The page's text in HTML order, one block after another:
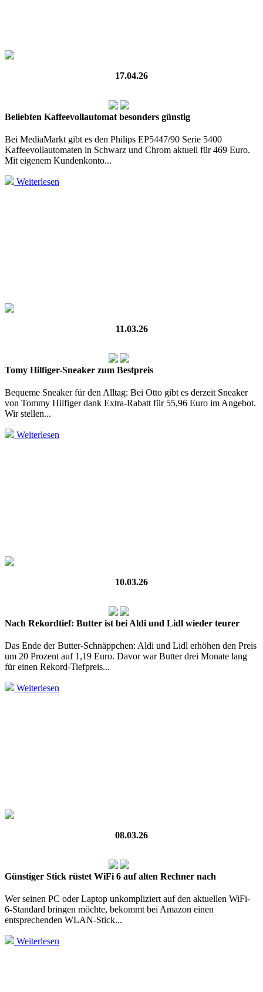
17.04.26
Beliebten Kaffeevollautomat besonders günstig
Bei MediaMarkt gibt es den Philips EP5447/90 Serie 5400
Kaffeevollautomaten in Schwarz und Chrom aktuell für 469 Euro.
Mit eigenem Kundenkonto...
Weiterlesen
11.03.26
Tomy Hilfiger-Sneaker zum Bestpreis
Bequeme Sneaker für den Alltag: Bei Otto gibt es derzeit Sneaker
von Tommy Hilfiger dank Extra-Rabatt für 55,96 Euro im Angebot.
Wir stellen...
Weiterlesen
10.03.26
Nach Rekordtief: Butter ist bei Aldi und Lidl wieder teurer
Das Ende der Butter-Schnäppchen: Aldi und Lidl erhöhen den Preis
um 20 Prozent auf 1,19 Euro. Davor war Butter drei Monate lang
für einen Rekord-Tiefpreis...
Weiterlesen
08.03.26
Günstiger Stick rüstet WiFi 6 auf alten Rechner nach
Wer seinen PC oder Laptop unkompliziert auf den aktuellen WiFi-
6‑Standard bringen möchte, bekommt bei Amazon einen
entsprechenden WLAN‑Stick...
Weiterlesen